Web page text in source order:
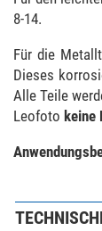
8-14.
Für die
Dieses
Alle Teile
Leofoto keine